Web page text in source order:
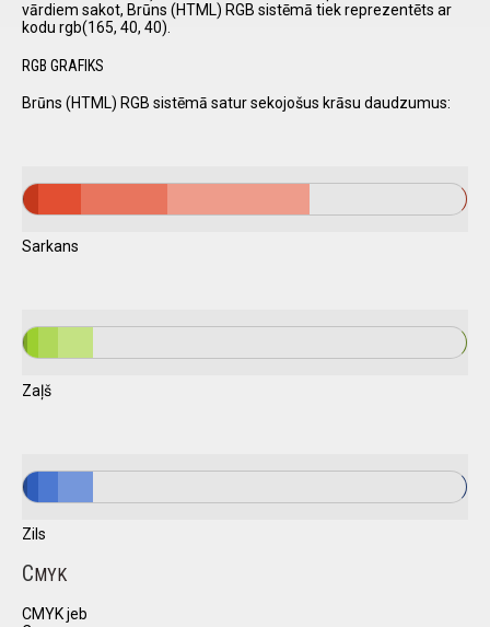
vārdiem sakot, Brūns (HTML) RGB sistēmā tiek reprezentēts ar
kodu rgb(165, 40, 40).
RGB GRAFIKS
Brūns (HTML) RGB sistēmā satur sekojošus krāsu daudzumus:
Sarkans
Zaļš
Zils
CMYK
CMYK jeb